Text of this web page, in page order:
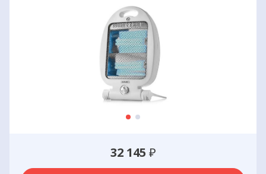
32 145 ₽